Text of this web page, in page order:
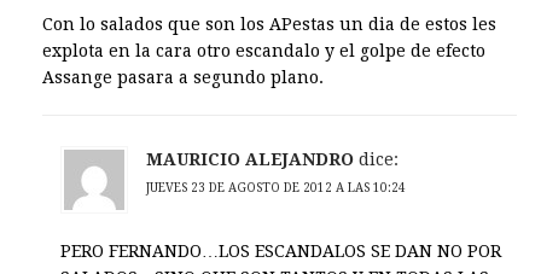
Con lo salados que son los APestas un dia de estos les
explota en la cara otro escandalo y el golpe de efecto
Assange pasara a segundo plano.
MAURICIO ALEJANDRO dice:
JUEVES 23 DE AGOSTO DE 2012 A LAS 10:24
PERO FERNANDO…LOS ESCANDALOS SE DAN NO POR